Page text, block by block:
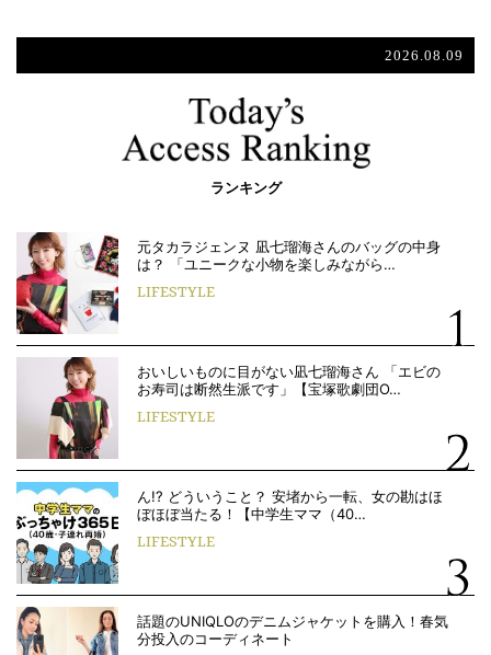
2026.08.09
ランキング
元タカラジェンヌ 凪七瑠海さんのバッグの中身
は？ 「ユニークな小物を楽しみながら…
LIFESTYLE
おいしいものに目がない凪七瑠海さん 「エビの
お寿司は断然生派です」【宝塚歌劇団O…
LIFESTYLE
ん!? どういうこと？ 安堵から一転、女の勘はほ
ぼほぼ当たる！【中学生ママ（40…
LIFESTYLE
話題のUNIQLOのデニムジャケットを購入！春気
分投入のコーディネート